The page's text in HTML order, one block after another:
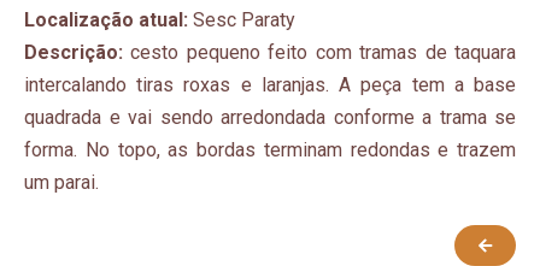
Localização atual: Sesc Paraty
Descrição: cesto pequeno feito com tramas de taquara
intercalando tiras roxas e laranjas. A peça tem a base
quadrada e vai sendo arredondada conforme a trama se
forma. No topo, as bordas terminam redondas e trazem
um parai.